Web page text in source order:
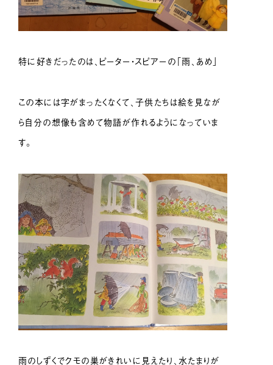
特に好きだったのは、ピーター・スピアーの「雨、あめ」
この本には字がまったくなくて、子供たちは絵を見なが
ら自分の想像も含めて物語が作れるようになっていま
す。
雨のしずくでクモの巣がきれいに見えたり、水たまりが